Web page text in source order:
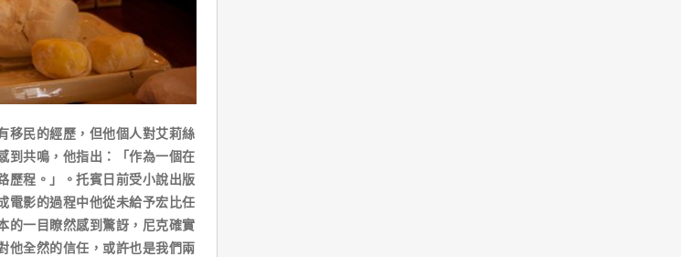
民的經歷，但他個人對艾莉絲
到共鳴，他指出：「作為一個在
歷程。」。托賓日前受小說出版
電影的過程中他從未給予宏比任
的一目瞭然感到驚訝，尼克確實
他全然的信任，或許也是我們兩